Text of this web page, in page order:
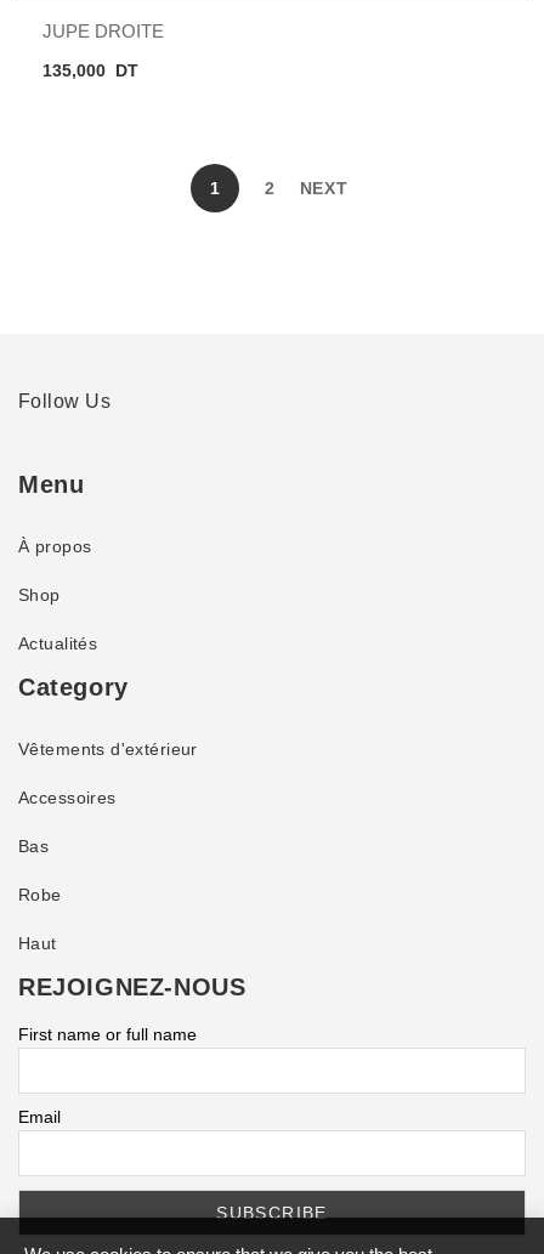
JUPE DROITE
135,000 DT
1 2 NEXT
Follow Us
Menu
À propos
Shop
Actualités
Category
Vêtements d'extérieur
Accessoires
Bas
Robe
Haut
REJOIGNEZ-NOUS
First name or full name
Email